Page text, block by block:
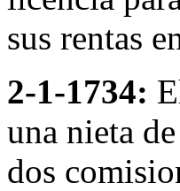
sus rentas
2-1-1734:
una nieta
dos